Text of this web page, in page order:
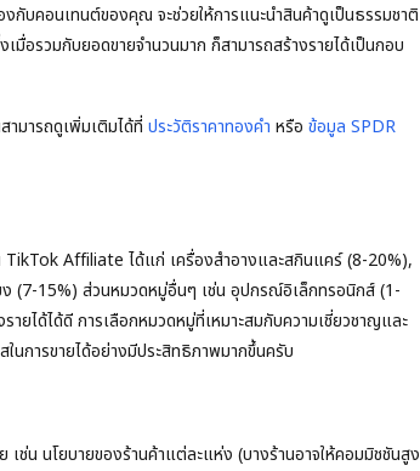
กับคอนเทนต์ของคุณ จะช่วยให้การแนะนำสินค้าดูเป็นธรรมชาติ
มื่อรวมกับยอดขายจำนวนมาก ก็สามารถสร้างรายได้เป็นกอบ
ามารถดูเพิ่มเติมได้ที่ ประวัติราคาทองคำ หรือ ข้อมูล SPDR
Affiliate ได้แก่ เครื่องสำอางและสกินแคร์ (8-20%),
(7-15%) ส่วนหมวดหมู่อื่นๆ เช่น อุปกรณ์อิเล็กทรอนิกส์ (1-
ยได้ได้ดี การเลือกหมวดหมู่ที่เหมาะสมกับความเชี่ยวชาญและ
นการขายได้อย่างมีประสิทธิภาพมากขึ้นครับ
ช่น นโยบายของร้านค้าแต่ละแห่ง (บางร้านอาจให้คอมมิชชันสูง